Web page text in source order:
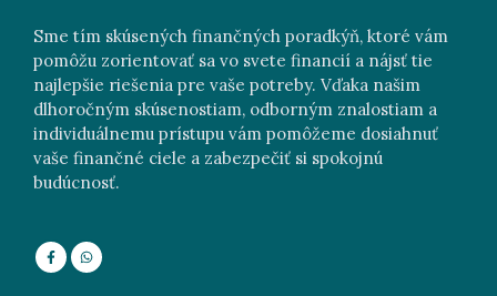
Sme tím skúsených finančných poradkýň, ktoré vám
pomôžu zorientovať sa vo svete financií a nájsť tie
najlepšie riešenia pre vaše potreby. Vďaka našim
dlhoročným skúsenostiam, odborným znalostiam a
individuálnemu prístupu vám pomôžeme dosiahnuť
vaše finančné ciele a zabezpečiť si spokojnú
budúcnosť.